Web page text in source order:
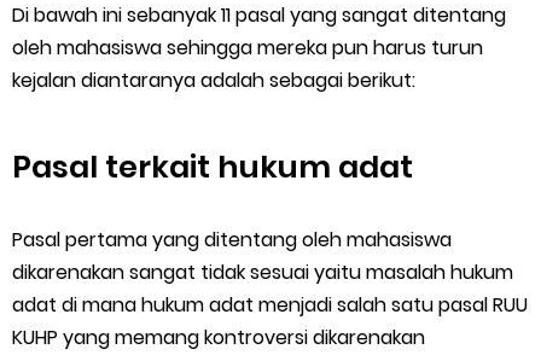
Di bawah ini sebanyak 11 pasal yang sangat ditentang
oleh mahasiswa sehingga mereka pun harus turun
kejalan diantaranya adalah sebagai berikut:
Pasal terkait hukum adat
Pasal pertama yang ditentang oleh mahasiswa
dikarenakan sangat tidak sesuai yaitu masalah hukum
adat di mana hukum adat menjadi salah satu pasal RUU
KUHP yang memang kontroversi dikarenakan